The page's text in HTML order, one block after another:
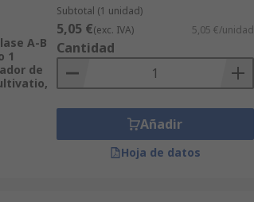
A-B
1
de
Subtotal (1 unidad)
5,05 €(exc. IVA) 5,05 €/unidad
Cantidad
Añadir
Hoja de datos